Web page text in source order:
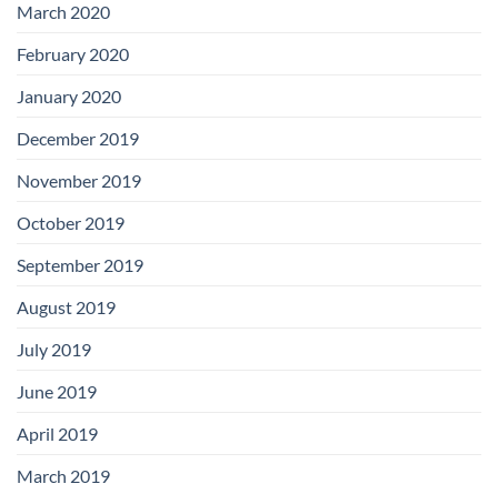
March 2020
February 2020
January 2020
December 2019
November 2019
October 2019
September 2019
August 2019
July 2019
June 2019
April 2019
March 2019